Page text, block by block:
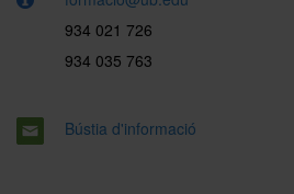
934 021 726
934 035 763
Bústia d'informació